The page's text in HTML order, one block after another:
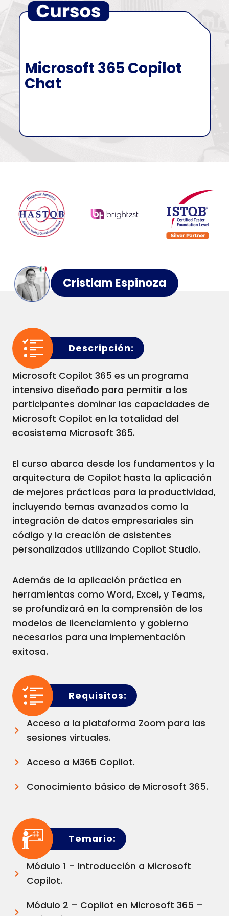
Microsoft 365 Copilot
Chat
Cristiam Espinoza
Descripción:
Microsoft Copilot 365 es un programa
intensivo diseñado para permitir a los
participantes dominar las capacidades de
Microsoft Copilot en la totalidad del
ecosistema Microsoft 365.
El curso abarca desde los fundamentos y la
arquitectura de Copilot hasta la aplicación
de mejores prácticas para la productividad,
incluyendo temas avanzados como la
integración de datos empresariales sin
código y la creación de asistentes
personalizados utilizando Copilot Studio.
Además de la aplicación práctica en
herramientas como Word, Excel, y Teams,
se profundizará en la comprensión de los
modelos de licenciamiento y gobierno
necesarios para una implementación
exitosa.
Requisitos:
Acceso a la plataforma Zoom para las
sesiones virtuales.
Acceso a M365 Copilot.
Conocimiento básico de Microsoft 365.
Temario:
Módulo 1 – Introducción a Microsoft
Copilot.
Módulo 2 – Copilot en Microsoft 365 –